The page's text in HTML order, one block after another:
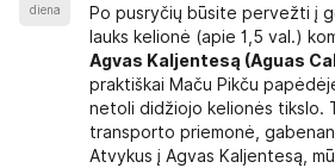
diena
Po pusryčių būsite pervežti į
lauks kelionė (apie 1,5 val.)
Agvas Kaljentesą (Aguas
praktiškai Maču Pikču
netoli didžiojo kelionės tikslo.
transporto priemonė,
Atvykus į Agvas Kaljentesą,